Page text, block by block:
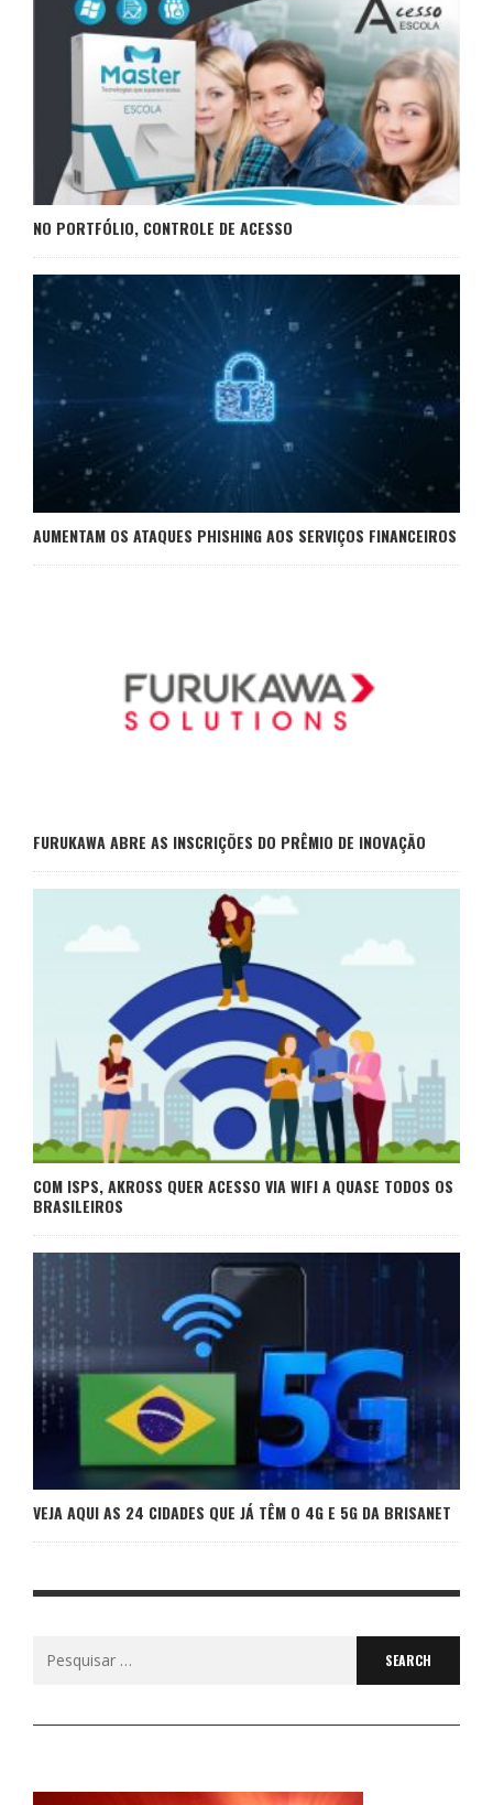
NO PORTFÓLIO, CONTROLE DE ACESSO
AUMENTAM OS ATAQUES PHISHING AOS SERVIÇOS FINANCEIROS
FURUKAWA ABRE AS INSCRIÇÕES DO PRÊMIO DE INOVAÇÃO
COM ISPS, AKROSS QUER ACESSO VIA WIFI A QUASE TODOS OS
BRASILEIROS
VEJA AQUI AS 24 CIDADES QUE JÁ TÊM O 4G E 5G DA BRISANET